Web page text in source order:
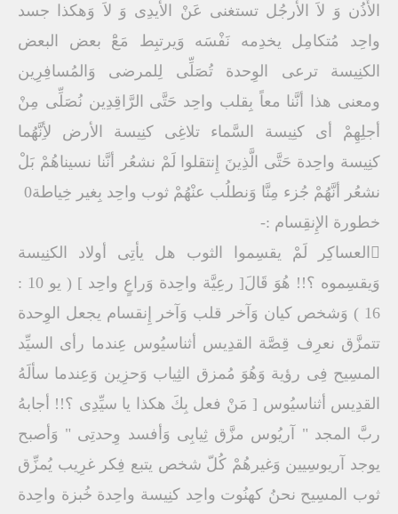
الأُذُن وَ لاَ الأرجُل تستغنى عَنْ الأيدِى وَ لاَ وَهكذا جسد
واحِد مُتكامِل يخدِمه نَفْسَه وَيرتبِط مَعَْ بعض البعض
الكنِيسة ترعى الوِحدة تُصَلِّى لِلمرضى وَالمُسافِرِين
ومعنى هذا أنَّنا معاً بِقلب واحِد حَتَّى الرَّاقِدِين نُصَلِّى مِنْ
أجلِهِمْ أى كنِيسة السَّماء تلاغِى كنِيسة الأرض لأِنَّهُما
كنِيسة واحِدة حَتَّى الَّذِينَ إِنتقلوا لَمْ نشعُر أنَّنا نسيناهُمْ بَلْ
نشعُر أنَّهُمْ جُزء مِنَّا وَنطلُب عنْهُمْ ثوب واحِد بِغير خِياطة0
خطورة الإِنقِسام :-
العساكِر لَمْ يقسِموا الثوب هل يأتِى أولاد الكنِيسة
وَيقسِموه ؟!! هُوَ قَالَ[ رعِيَّة واحِدة وَراعٍ واحِد ] ( يو 10 :
16 ) وَشخص كيان وَآخر قلب وَآخر إِنقسام يجعل الوِحدة
تتمزَّق نعرِف قِصَّة القدِيس أثناسيُوس عِندما رأى السيِّد
المسِيح فِى رؤية وَهُوَ مُمزق الثِياب وَحزِين وَعِندما سألَهُ
القدِيس أثناسيُوس [ مَنْ فعل بِكَ هكذا يا سيِّدِى ؟!! أجابهُ
ربَّ المجد " آريُوس مزَّق ثِيابِى وَأفسد وِحدتِى " وَأصبح
يوجد آريوسِيين وَغيرهُمْ كُلّ شخص يتبع فِكر غرِيب يُمزِّق
ثوب المسِيح نحنُ كهنُوت واحِد كنِيسة واحِدة خُبزة واحِدة